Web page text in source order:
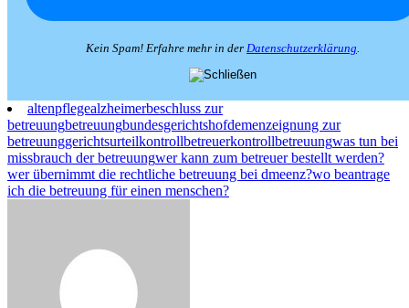
Kein Spam! Erfahre mehr in der Datenschutzerklärung
altenpflegealzheimerbeschluss zur
betreuungbetreuungbundesgerichtshofdemenzeignung zur
betreuunggerichtsurteilkontrollbetreuerkontrollbetreuungwas tun bei
missbrauch der betreuungwer kann zum betreuer bestellt werden?
wer übernimmt die rechtliche betreuung bei dmeenz?wo beantrage
ich die betreuung für einen menschen?